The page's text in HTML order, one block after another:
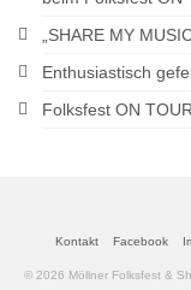
„SHARE MY
Enthusiastisch
Folksfest ON
Kontakt Facebook
© 2026 Möllner Folksfest &